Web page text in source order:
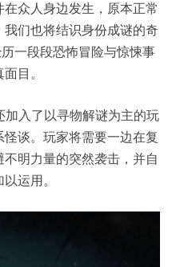
众人身边发生，原本正常
们也将结识身份成谜的奇
一段段恐怖冒险与惊悚事
目。
入了以寻物解谜为主的玩
谈。玩家将需要一边在复
明力量的突然袭击，并自
运用。